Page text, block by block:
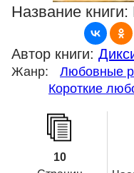
Название книги:
Автор книги:
Жанр: Любовные
Короткие
10